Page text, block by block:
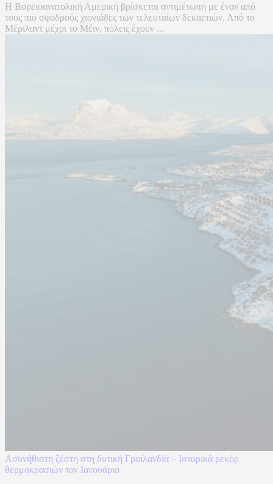
Η Βορειοανατολική Αμερική βρίσκεται αντιμέτωπη με έναν από
τους πιο σφοδρούς χιονιάδες των τελευταίων δεκαετιών. Από το
Μέριλαντ μέχρι το Μέιν, πόλεις έχουν ...
Ασυνήθιστη ζέστη στη δυτική Γροιλανδία – Ιστορικά ρεκόρ
θερμοκρασιών τον Ιανουάριο